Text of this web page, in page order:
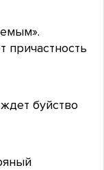
причастность
буйство